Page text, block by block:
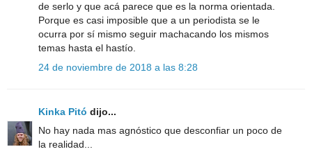
de serlo y que acá parece que es la norma orientada.
Porque es casi imposible que a un periodista se le
ocurra por sí mismo seguir machacando los mismos
temas hasta el hastío.
24 de noviembre de 2018 a las 8:28
Kinka Pitó dijo...
No hay nada mas agnóstico que desconfiar un poco de
la realidad...